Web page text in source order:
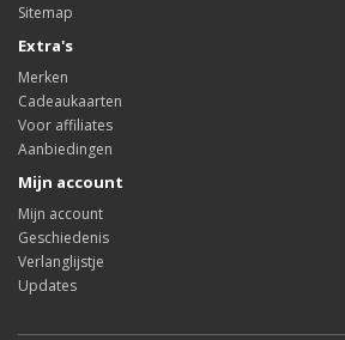
Sitemap
Extra's
Merken
Cadeaukaarten
Voor affiliates
Aanbiedingen
Mijn account
Mijn account
Geschiedenis
Verlanglijstje
Updates